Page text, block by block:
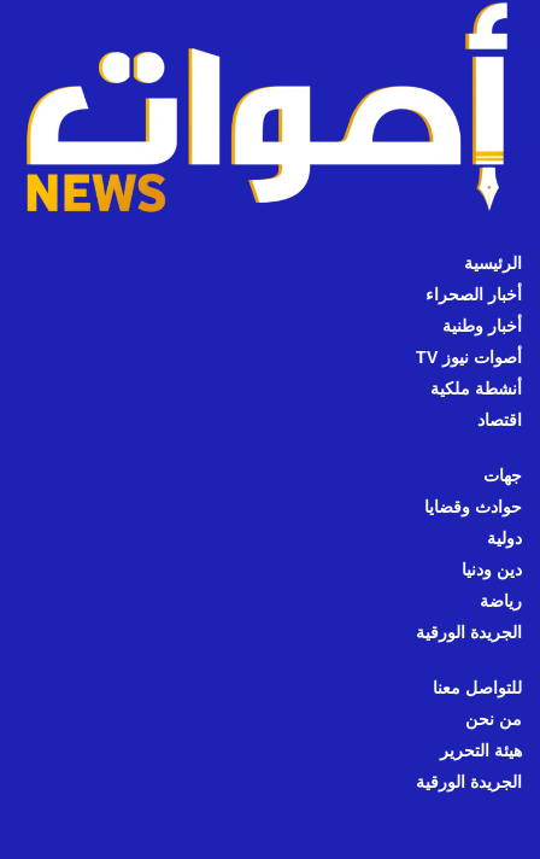
الرئيسية
أخبار الصحراء
أخبار وطنية
أصوات نيوز TV
أنشطة ملكية
اقتصاد
جهات
حوادث وقضايا
دولية
دين ودنيا
رياضة
الجريدة الورقية
للتواصل معنا
من نحن
هيئة التحرير
الجريدة الورقية